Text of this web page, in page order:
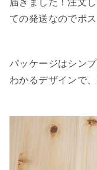
ての発送なのでポ
パッケージはシン
わかるデザインで